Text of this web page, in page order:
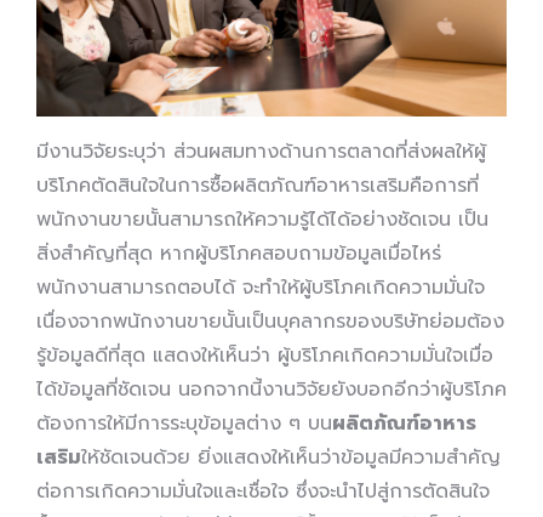
มีงานวิจัยระบุว่า ส่วนผสมทางด้านการตลาดที่ส่งผลให้ผู้
บริโภคตัดสินใจในการซื้อผลิตภัณฑ์อาหารเสริมคือการที่
พนักงานขายนั้นสามารถให้ความรู้ได้ได้อย่างชัดเจน เป็น
สิ่งสำคัญที่สุด หากผู้บริโภคสอบถามข้อมูลเมื่อไหร่
พนักงานสามารถตอบได้ จะทำให้ผู้บริโภคเกิดความมั่นใจ
เนื่องจากพนักงานขายนั้นเป็นบุคลากรของบริษัทย่อมต้อง
รู้ข้อมูลดีที่สุด แสดงให้เห็นว่า ผู้บริโภคเกิดความมั่นใจเมื่อ
ได้ข้อมูลที่ชัดเจน นอกจากนี้งานวิจัยยังบอกอีกว่าผู้บริโภค
ต้องการให้มีการระบุข้อมูลต่าง ๆ บนผลิตภัณฑ์อาหาร
เสริมให้ชัดเจนด้วย ยิ่งแสดงให้เห็นว่าข้อมูลมีความสำคัญ
ต่อการเกิดความมั่นใจและเชื่อใจ ซึ่งจะนำไปสู่การตัดสินใจ